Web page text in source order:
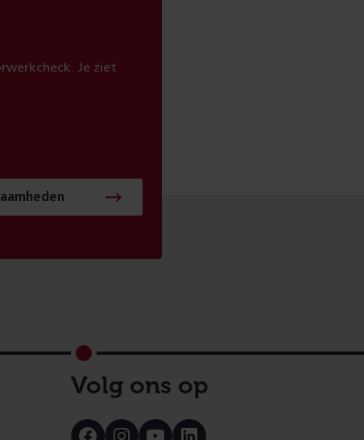
Je ziet
Volg ons op